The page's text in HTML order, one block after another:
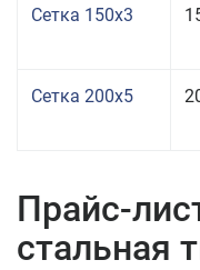
Сетка 150x3
Сетка 200x5
Прайс-
стальная